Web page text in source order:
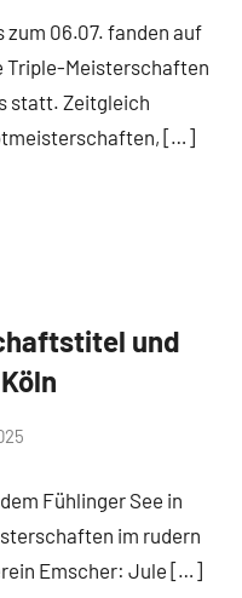
zum 06.07. fanden auf
Triple-Meisterschaften
statt. Zeitgleich
[…]
und
Fühlinger See in
im rudern
Emscher: Jule […]